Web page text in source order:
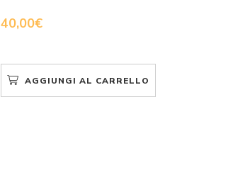
40,00€
AGGIUNGI AL CARRELLO